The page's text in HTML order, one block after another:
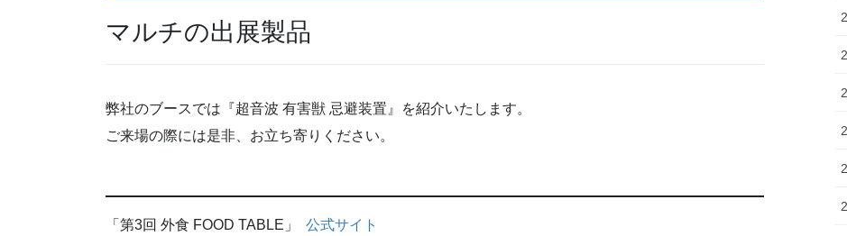
マルチの出展製品
弊社のブースでは『超音波 有害獣 忌避装置』を紹介いたします。
ご来場の際には是非、お立ち寄りください。
「第3回 外食 FOOD TABLE」 公式サイト